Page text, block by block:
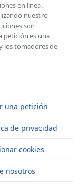
en línea.
nuestro
son
petición es una
los tomadores de
una petición
de privacidad
cookies
nosotros